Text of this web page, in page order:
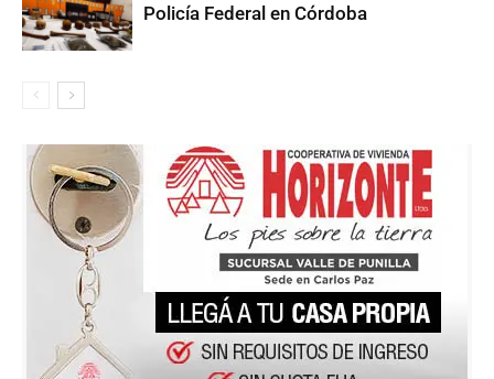
Policía Federal en Córdoba